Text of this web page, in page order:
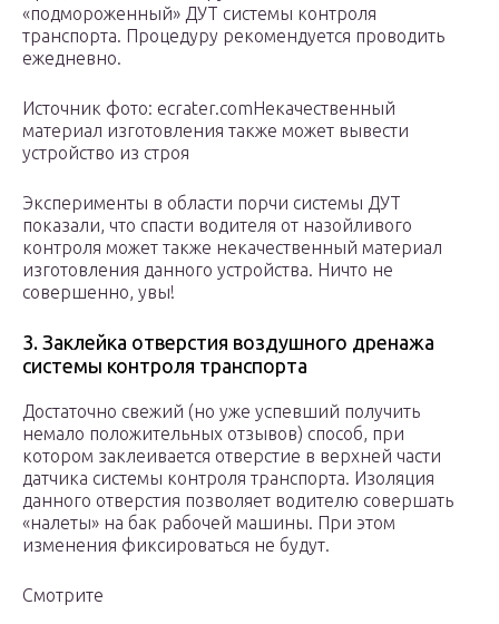
«подмороженный» ДУТ системы контроля
транспорта. Процедуру рекомендуется проводить
ежедневно.
Источник фото: ecrater.comНекачественный
материал изготовления также может вывести
устройство из строя
Эксперименты в области порчи системы ДУТ
показали, что спасти водителя от назойливого
контроля может также некачественный материал
изготовления данного устройства. Ничто не
совершенно, увы!
3. Заклейка отверстия воздушного дренажа
системы контроля транспорта
Достаточно свежий (но уже успевший получить
немало положительных отзывов) способ, при
котором заклеивается отверстие в верхней части
датчика системы контроля транспорта. Изоляция
данного отверстия позволяет водителю совершать
«налеты» на бак рабочей машины. При этом
изменения фиксироваться не будут.
Смотрите